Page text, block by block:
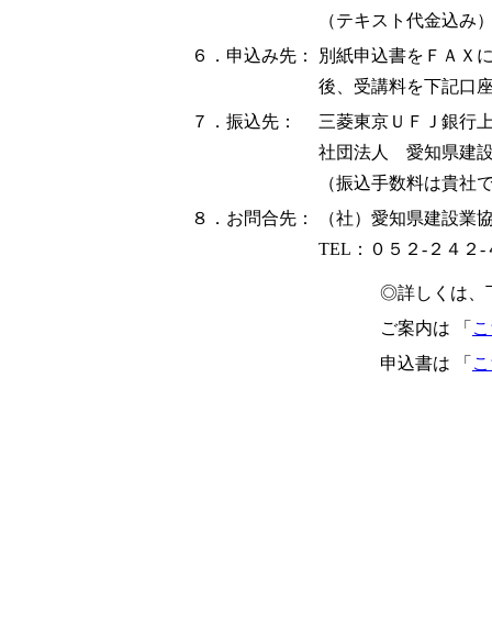
（テキスト代金込み
６．申込み先：
別紙申込書をＦＡＸ
後、受講料を下記口
７．振込先：
三菱東京ＵＦＪ銀行
社団法人 愛知県建
（振込手数料は貴社
８．お問合先：
（社）愛知県建設
TEL：０５２-２４２
◎詳しくは、
ご案内は 「
申込書は 「